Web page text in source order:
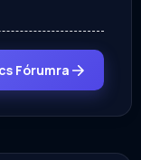
Fórumra